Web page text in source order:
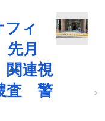
フィ
月
連視
査 警